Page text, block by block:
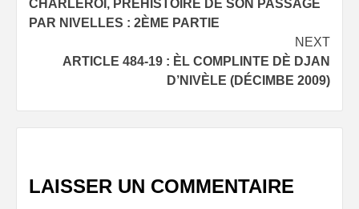
CHARLEROI, PRÉHISTOIRE DE SON PASSAGE
PAR NIVELLES : 2ÈME PARTIE
NEXT
ARTICLE 484-19 : ÈL COMPLINTE DÈ DJAN
D’NIVÈLE (DÉCIMBE 2009)
LAISSER UN COMMENTAIRE